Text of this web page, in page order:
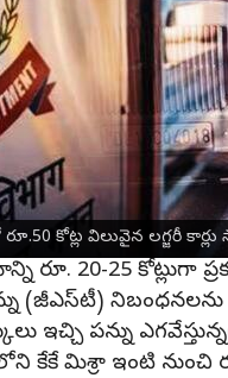
కోట్ల విలువైన లగ్జరీ
నగదు, భారత్‌తోపాటు
పన్ను ఎగవేతతో
అనుమానాలు
రూ. 20-25 కోట్లుగా
(జీఎస్‌టీ)
ఇచ్చి పన్ను
మిశ్రా ఇంటి నుంచి